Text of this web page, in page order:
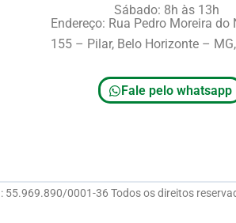
Sábado: 8h às 13h
Endereço: Rua Pedro Moreira do
155 – Pilar, Belo Horizonte –
Fale pelo whatsapp
55.969.890/0001-36 Todos os direitos